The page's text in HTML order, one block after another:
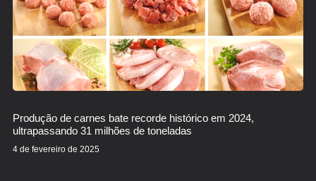
Produção de carnes bate recorde histórico em 2024,
ultrapassando 31 milhões de toneladas
4 de fevereiro de 2025